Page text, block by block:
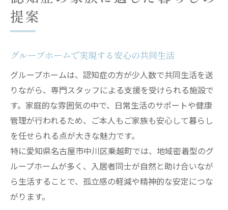
提案
グループホームで実現する安心の共同生活
グループホームは、認知症の方が少人数で共同生活を送
りながら、専門スタッフによる支援を受けられる施設で
す。家庭的な雰囲気の中で、日常生活のサポートや健康
管理が行われるため、ご本人もご家族も安心して暮らし
を任せられる点が大きな魅力です。
特に愛知県名古屋市中川区乗越町では、地域密着型のグ
ループホームが多く、入居者同士が自然と助け合いなが
ら生活することで、孤立感の軽減や精神的な安定につな
がります。